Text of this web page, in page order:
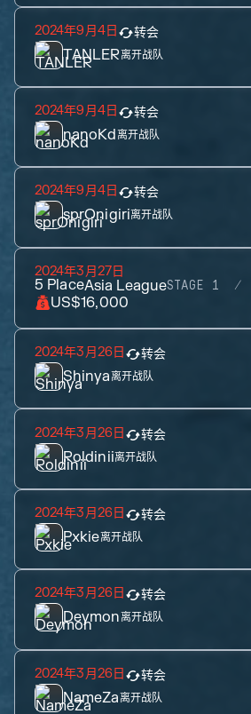
2024年9月4日 转会
TANLER离开战队
2024年9月4日 转会
nanoKd离开战队
2024年9月4日 转会
sprOnigiri离开战队
2024年3月27日
5 PlaceAsia LeagueSTAGE 1
US$16,000
2024年3月26日 转会
Shinya离开战队
2024年3月26日 转会
Roldinii离开战队
2024年3月26日 转会
Pxkie离开战队
2024年3月26日 转会
Deymon离开战队
2024年3月26日 转会
NameZa离开战队